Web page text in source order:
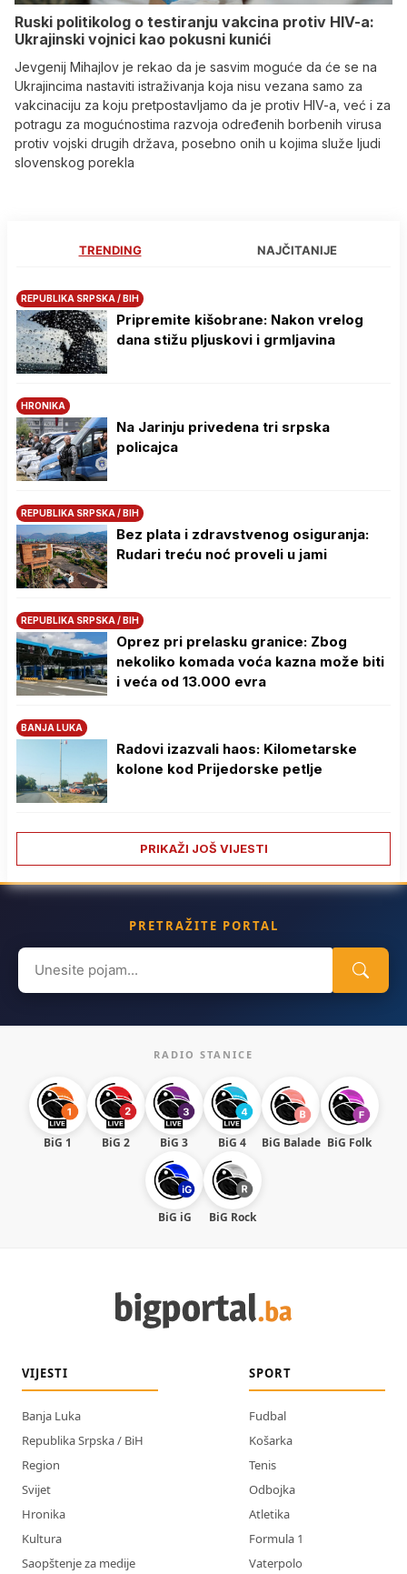
Ruski politikolog o testiranju vakcina protiv HIV-a:
Ukrajinski vojnici kao pokusni kunići
Jevgenij Mihajlov je rekao da je sasvim moguće da će se na
Ukrajincima nastaviti istraživanja koja nisu vezana samo za
vakcinaciju za koju pretpostavljamo da je protiv HIV-a, već i za
potragu za mogućnostima razvoja određenih borbenih virusa
protiv vojski drugih država, posebno onih u kojima služe ljudi
slovenskog porekla
TRENDING NAJČITANIJE
REPUBLIKA SRPSKA / BIH
Pripremite kišobrane: Nakon vrelog
dana stižu pljuskovi i grmljavina
HRONIKA
Na Јarinju privedena tri srpska
policajca
REPUBLIKA SRPSKA / BIH
Bez plata i zdravstvenog osiguranja:
Rudari treću noć proveli u jami
REPUBLIKA SRPSKA / BIH
Oprez pri prelasku granice: Zbog
nekoliko komada voća kazna može biti
i veća od 13.000 evra
BANJA LUKA
Radovi izazvali haos: Kilometarske
kolone kod Prijedorske petlje
PRIKAŽI JOŠ VIJESTI
PRETRAŽITE PORTAL
Search
for:
RADIO STANICE
BiG 1 BiG 2 BiG 3 BiG 4 BiG Balade BiG Folk
BiG iG BiG Rock
VIJESTI
Banja Luka
Republika Srpska / BiH
Region
Svijet
Hronika
Kultura
Saopštenje za medije
SPORT
Fudbal
Košarka
Tenis
Odbojka
Atletika
Formula 1
Vaterpolo